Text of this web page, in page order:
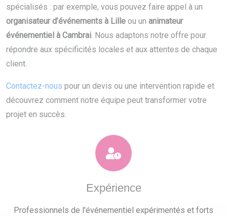
spécialisés : par exemple, vous pouvez faire appel à un
organisateur d’événements à Lille ou un animateur
événementiel à Cambrai. Nous adaptons notre offre pour
répondre aux spécificités locales et aux attentes de chaque
client.
Contactez-nous pour un devis ou une intervention rapide et
découvrez comment notre équipe peut transformer votre
projet en succès.
Expérience
Professionnels de l'événementiel expérimentés et forts